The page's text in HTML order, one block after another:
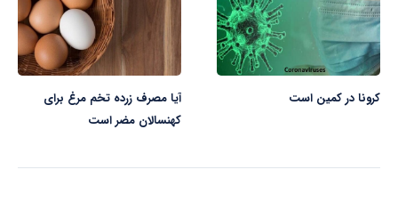
کرونا در کمین است
آیا مصرف زرده تخم مرغ برای
کهنسالان مضر است